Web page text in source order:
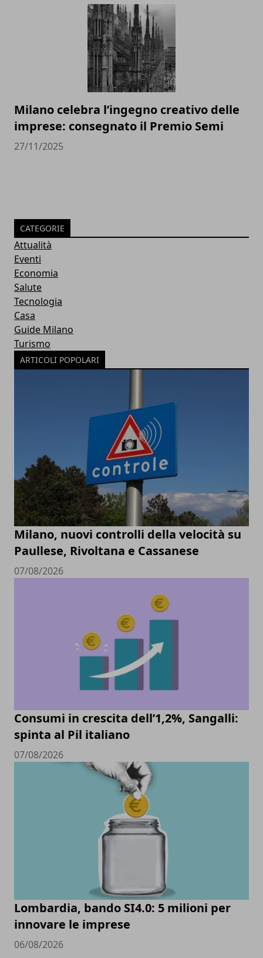
Milano celebra l’ingegno creativo delle
imprese: consegnato il Premio Semi
27/11/2025
CATEGORIE
Attualità
Eventi
Economia
Salute
Tecnologia
Casa
Guide Milano
Turismo
ARTICOLI POPOLARI
Milano, nuovi controlli della velocità su
Paullese, Rivoltana e Cassanese
07/08/2026
Consumi in crescita dell’1,2%, Sangalli:
spinta al Pil italiano
07/08/2026
Lombardia, bando SI4.0: 5 milioni per
innovare le imprese
06/08/2026